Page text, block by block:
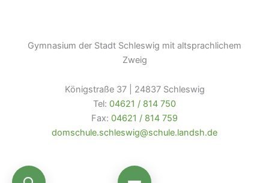
Gymnasium der Stadt Schleswig mit altsprachlichem
Zweig
Königstraße 37 | 24837 Schleswig
Tel: 04621 / 814 750
Fax: 04621 / 814 759
domschule.schleswig@schule.landsh.de